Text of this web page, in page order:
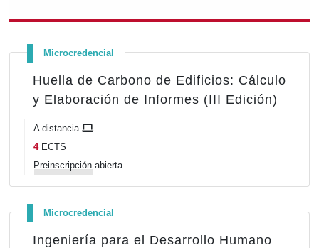
Microcredencial
Huella de Carbono de Edificios: Cálculo
y Elaboración de Informes (III Edición)
A distancia
4ECTS
Preinscripción abierta
Microcredencial
Ingeniería para el Desarrollo Humano